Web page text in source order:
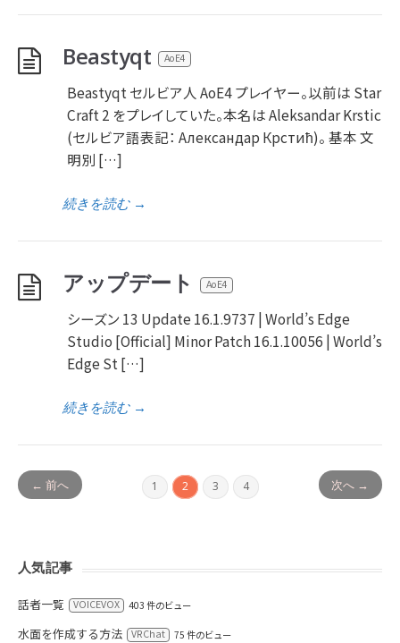
Beastyqt AoE4
Beastyqt セルビア人 AoE4 プレイヤー。以前は Star
Craft 2 をプレイしていた。本名は Aleksandar Krstic
(セルビア語表記： Александар Крстић)。 基本 文
明別 […]
続きを読む→
アップデート AoE4
シーズン 13 Update 16.1.9737 | World’s Edge
Studio [Official] Minor Patch 16.1.10056 | World’s
Edge St […]
続きを読む→
← 前へ 1 2 3 4 次へ →
人気記事
話者一覧 VOICEVOX 403 件のビュー
水面を作成する方法 VRChat 75 件のビュー